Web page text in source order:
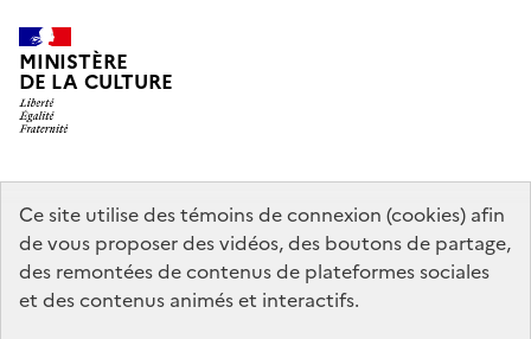
Ce site utilise des témoins de connexion (cookies) afin
de vous proposer des vidéos, des boutons de partage,
des remontées de contenus de plateformes sociales
et des contenus animés et interactifs.
MINISTÈRE
DE LA CULTURE
data.gouv.fr legifrance.gouv.fr
info.gouv.fr
service-public.gouv.fr